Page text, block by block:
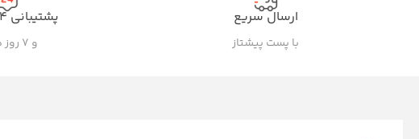
ارسال سریع
با پست پیشتاز
پشتیبانی ۲۴ ساعته
و ۷ روز هفته